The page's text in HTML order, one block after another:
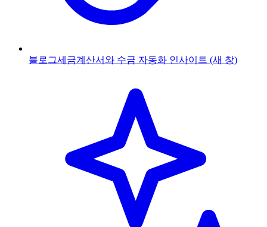
블로그세금계산서와 수금 자동화 인사이트 (새 창)